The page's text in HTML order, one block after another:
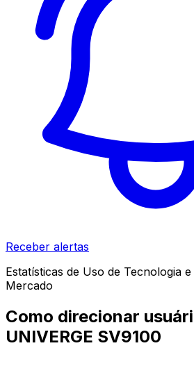
Receber alertas
Estatísticas de Uso de Tecnologia
Mercado
Como direcionar
UNIVERGE SV9100